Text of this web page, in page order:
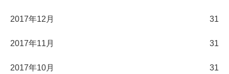
2017年12月 31
2017年11月 31
2017年10月 31